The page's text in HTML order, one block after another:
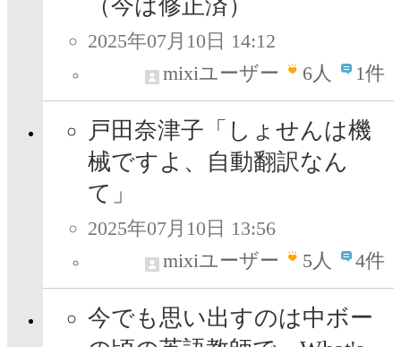
（今は修正済）
2025年07月10日 14:12
mixiユーザー
6人 1件
戸田奈津子「しょせんは機
械ですよ、自動翻訳なん
て」
2025年07月10日 13:56
mixiユーザー
5人 4件
今でも思い出すのは中ボー